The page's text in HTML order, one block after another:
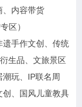
、内容带货
区）
遗手作文创、传统
生品、文旅景区
玩、IP联名周
创、国风儿童教具